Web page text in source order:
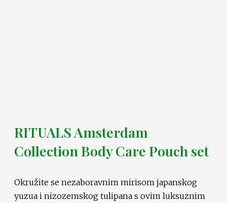
RITUALS Amsterdam
Collection Body Care Pouch set
Okružite se nezaboravnim mirisom japanskog
yuzua i nizozemskog tulipana s ovim luksuznim